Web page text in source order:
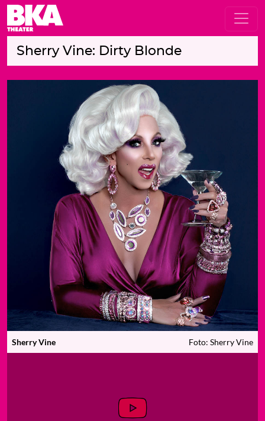
Sherry Vine: Dirty Blonde
Sherry Vine Foto: Sherry Vine